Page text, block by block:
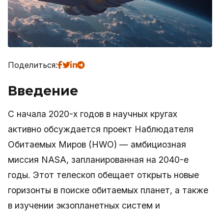
Поделиться:
Введение
С начала 2020-х годов в научных кругах
активно обсуждается проект Наблюдателя
Обитаемых Миров (HWO) — амбициозная
миссия NASA, запланированная на 2040-е
годы. Этот телескоп обещает открыть новые
горизонты в поиске обитаемых планет, а также
в изучении экзопланетных систем и